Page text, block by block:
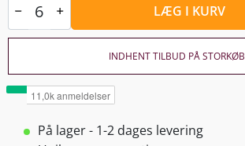
LÆG I KURV
INDHENT TILBUD PÅ STORKØB
På lager - 1-2 dages levering